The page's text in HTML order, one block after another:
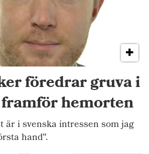
föredrar gruva i
hemorten
är i svenska intressen som jag
hand".